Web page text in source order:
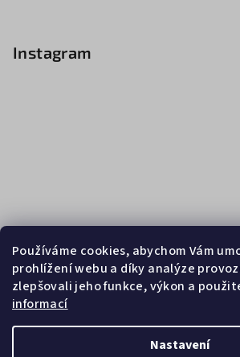
Používáme cookies, abychom Vám
prohlížení webu a díky analýze
zlepšovali jeho funkce, výkon a
informací
Nastavení
Instagram
Sledovat na Instagramu